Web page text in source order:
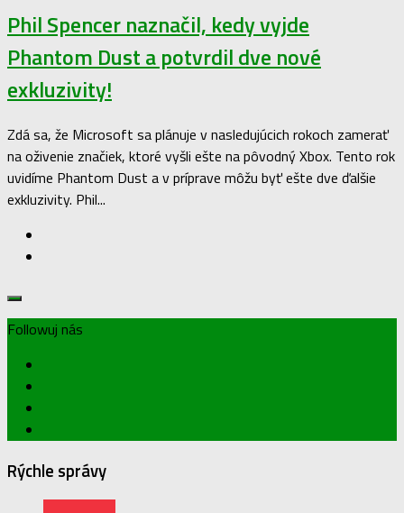
Phil Spencer naznačil, kedy vyjde
Phantom Dust a potvrdil dve nové
exkluzivity!
Zdá sa, že Microsoft sa plánuje v nasledujúcich rokoch zamerať
na oživenie značiek, ktoré vyšli ešte na pôvodný Xbox. Tento rok
uvidíme Phantom Dust a v príprave môžu byť ešte dve ďalšie
exkluzivity. Phil...
Followuj nás
Rýchle správy